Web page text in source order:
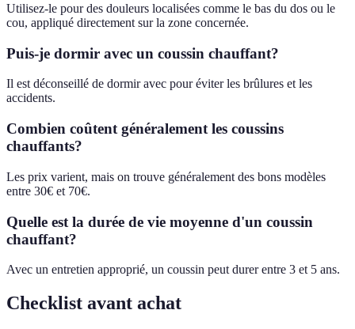
Utilisez-le pour des douleurs localisées comme le bas du dos ou le
cou, appliqué directement sur la zone concernée.
Puis-je dormir avec un coussin chauffant?
Il est déconseillé de dormir avec pour éviter les brûlures et les
accidents.
Combien coûtent généralement les coussins
chauffants?
Les prix varient, mais on trouve généralement des bons modèles
entre 30€ et 70€.
Quelle est la durée de vie moyenne d'un coussin
chauffant?
Avec un entretien approprié, un coussin peut durer entre 3 et 5 ans.
Checklist avant achat